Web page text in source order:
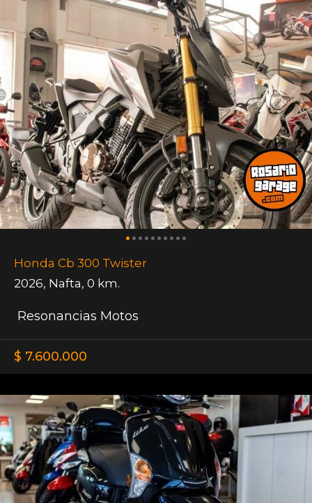
Honda Cb 300 Twister
2026, Nafta, 0 km.
Resonancias Motos
$ 7.600.000